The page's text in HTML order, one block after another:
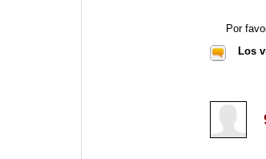
Por
Los